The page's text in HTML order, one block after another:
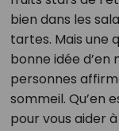
bien dans les
tartes. Mais une
bonne idée d’en
personnes
sommeil. Qu’en
pour vous aider